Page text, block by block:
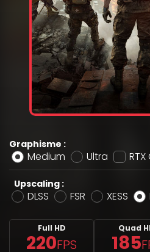
Graphisme :
Medium Ultra RTX
Upscaling :
DLSS FSR XESS
Full HD
220FPS
Quad
185